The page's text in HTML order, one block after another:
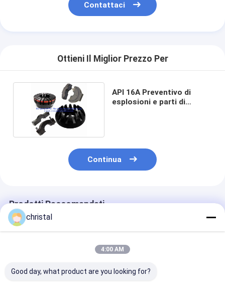
Contattaci
Ottieni Il Miglior Prezzo Per
API 16A Preventivo di
esplosioni e parti di
Continua
Prodotti Raccomandati
christal
4:00 AM
Good day, what product are you looking for?